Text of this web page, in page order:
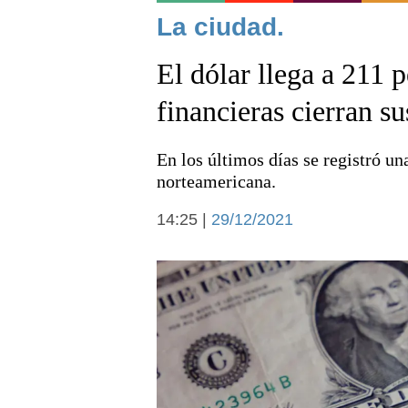
Noticias
Deportes
Arte y cultura
Economía y campo
La ciudad.
El dólar llega a 211
financieras cierran
En los últimos días se registró
norteamericana.
14:25 | 29/12/2021